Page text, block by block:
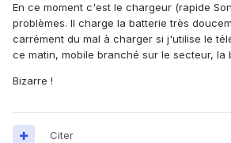
En ce moment c'est le chargeur (rapide
problèmes. Il charge la batterie très
carrément du mal à charger si j'utilise le
ce matin, mobile branché sur le secteur, la
Bizarre !
Citer